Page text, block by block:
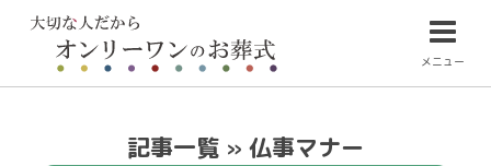
メニュー
記事一覧 » 仏事マナー